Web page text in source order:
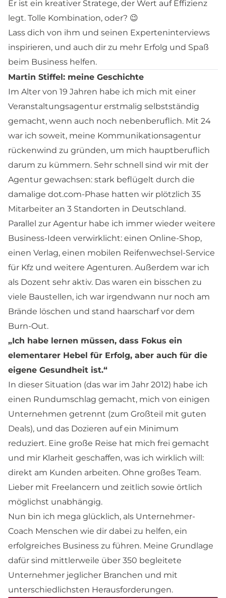
Er ist ein kreativer Stratege, der Wert auf Effizienz
legt. Tolle Kombination, oder? 😉
Lass dich von ihm und seinen Experteninterviews
inspirieren, und auch dir zu mehr Erfolg und Spaß
beim Business helfen.
Martin Stiffel: meine Geschichte
Im Alter von 19 Jahren habe ich mich mit einer
Veranstaltungsagentur erstmalig selbstständig
gemacht, wenn auch noch nebenberuflich. Mit 24
war ich soweit, meine Kommunikationsagentur
rückenwind zu gründen, um mich hauptberuflich
darum zu kümmern. Sehr schnell sind wir mit der
Agentur gewachsen: stark beflügelt durch die
damalige dot.com-Phase hatten wir plötzlich 35
Mitarbeiter an 3 Standorten in Deutschland.
Parallel zur Agentur habe ich immer wieder weitere
Business-Ideen verwirklicht: einen Online-Shop,
einen Verlag, einen mobilen Reifenwechsel-Service
für Kfz und weitere Agenturen. Außerdem war ich
als Dozent sehr aktiv. Das waren ein bisschen zu
viele Baustellen, ich war irgendwann nur noch am
Brände löschen und stand haarscharf vor dem
Burn-Out.
„Ich habe lernen müssen, dass Fokus ein
elementarer Hebel für Erfolg, aber auch für die
eigene Gesundheit ist.“
In dieser Situation (das war im Jahr 2012) habe ich
einen Rundumschlag gemacht, mich von einigen
Unternehmen getrennt (zum Großteil mit guten
Deals), und das Dozieren auf ein Minimum
reduziert. Eine große Reise hat mich frei gemacht
und mir Klarheit geschaffen, was ich wirklich will:
direkt am Kunden arbeiten. Ohne großes Team.
Lieber mit Freelancern und zeitlich sowie örtlich
möglichst unabhängig.
Nun bin ich mega glücklich, als Unternehmer-
Coach Menschen wie dir dabei zu helfen, ein
erfolgreiches Business zu führen. Meine Grundlage
dafür sind mittlerweile über 350 begleitete
Unternehmer jeglicher Branchen und mit
unterschiedlichsten Herausforderungen.